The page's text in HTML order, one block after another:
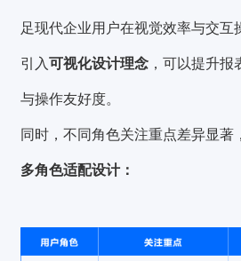
足现代企业用户在视觉效率与交互
引入可视化设计理念 ，可以提升
与操作友好度。
同时，不同角色关注重点差异显著
多角色适配设计：